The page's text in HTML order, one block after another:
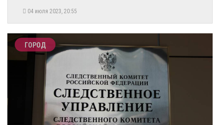
04 июля 2023, 20:55
ГОРОД